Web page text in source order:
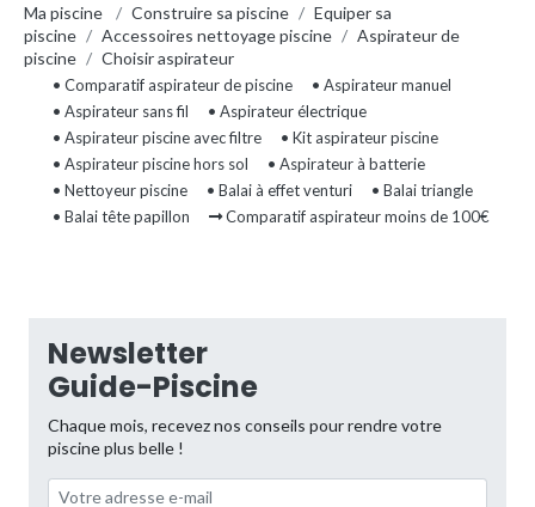
Ma piscine / Construire sa piscine / Equiper sa
piscine / Accessoires nettoyage piscine / Aspirateur de
piscine / Choisir aspirateur
• Comparatif aspirateur de piscine
• Aspirateur manuel
• Aspirateur sans fil
• Aspirateur électrique
• Aspirateur piscine avec filtre
• Kit aspirateur piscine
• Aspirateur piscine hors sol
• Aspirateur à batterie
• Nettoyeur piscine
• Balai à effet venturi
• Balai triangle
• Balai tête papillon
Comparatif aspirateur moins de 100€
Newsletter
Guide-Piscine
Chaque mois, recevez nos conseils pour rendre votre
piscine plus belle !